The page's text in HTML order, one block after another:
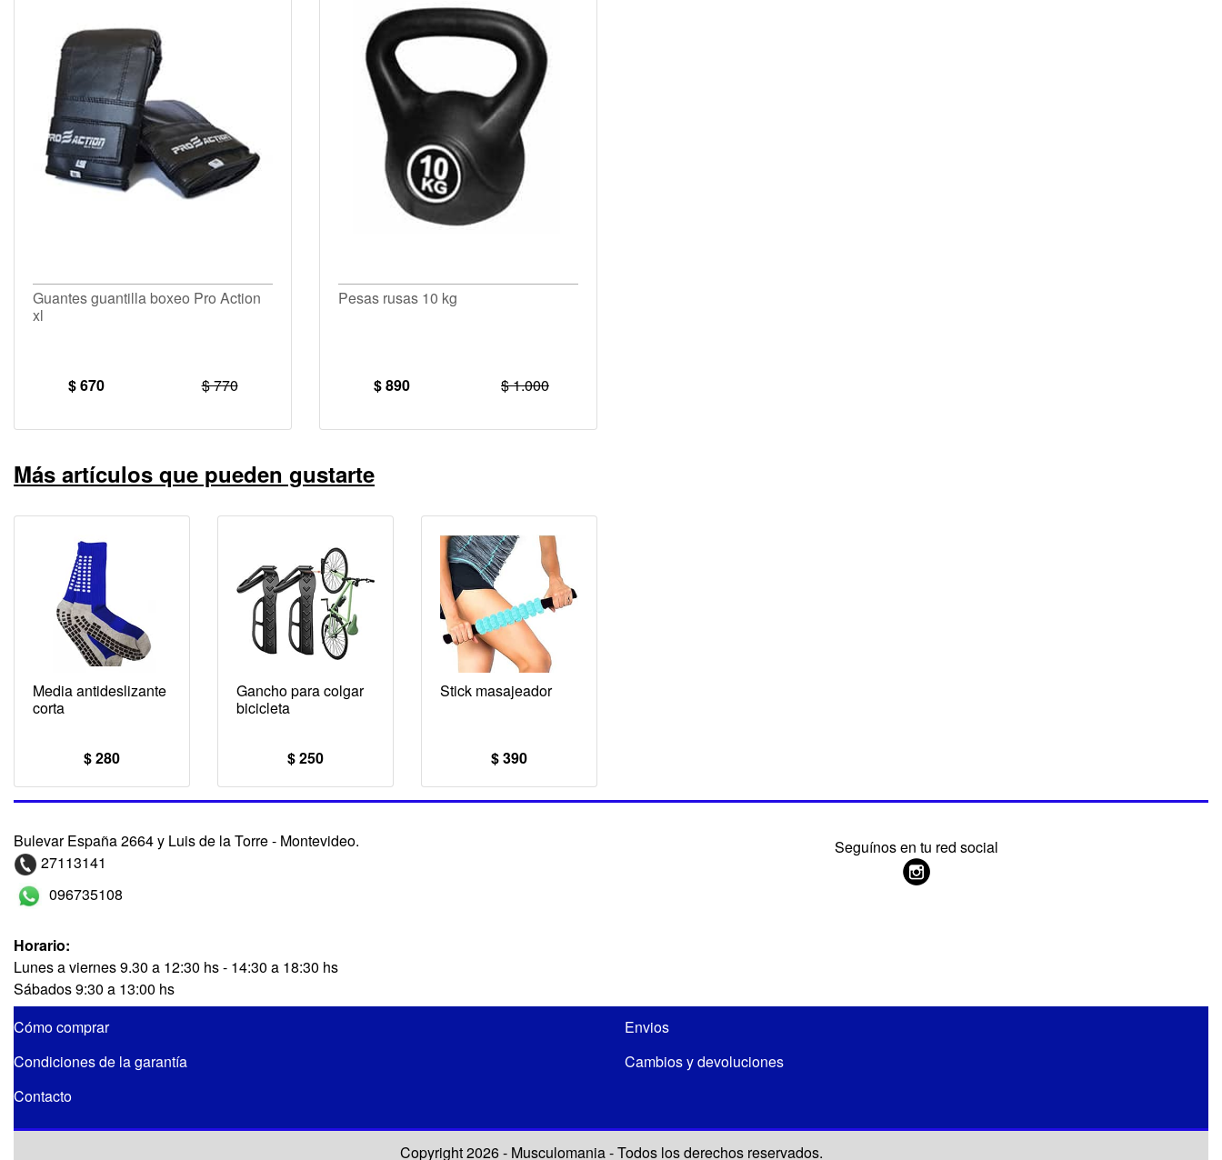
Guantes guantilla boxeo Pro Action
xl
$ 670 $ 770
Pesas rusas 10 kg
$ 890 $ 1.000
Más artículos que pueden gustarte
Media antideslizante
corta
$ 280
Gancho para colgar
bicicleta
$ 250
Stick masajeador
$ 390
Bulevar España 2664 y Luis de la Torre - Montevideo.
27113141
096735108
Horario:
Lunes a viernes 9.30 a 12:30 hs - 14:30 a 18:30 hs
Sábados 9:30 a 13:00 hs
Seguínos en tu red social
Cómo comprar
Envios
Condiciones de la garantía
Cambios y devoluciones
Contacto
Copyright 2026 - Musculomania - Todos los derechos reservados.